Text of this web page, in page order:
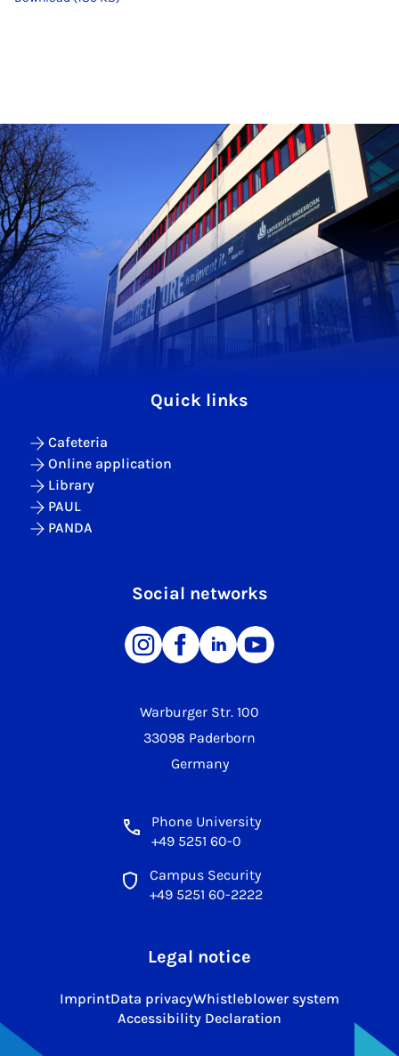
Warburger Str. 100
33098 Paderborn
Germany
Phone University
+49 5251 60-0
Campus Security
+49 5251 60-2222
Quick links
Cafeteria
Online application
Library
PAUL
PANDA
Social networks
Legal notice
ImprintData privacyWhistleblower system
Accessibility Declaration